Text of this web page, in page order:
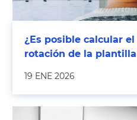
¿Es posible calcular
rotación de la
19 ENE 2026